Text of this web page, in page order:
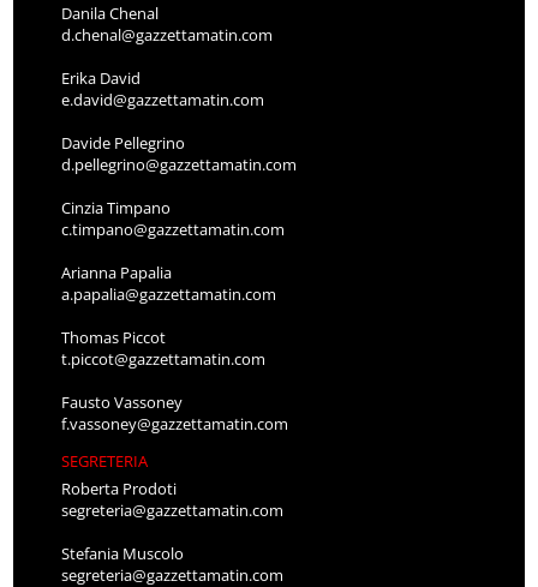
Danila Chenal
d.chenal@gazzettamatin.com
Erika David
e.david@gazzettamatin.com
Davide Pellegrino
d.pellegrino@gazzettamatin.com
Cinzia Timpano
c.timpano@gazzettamatin.com
Arianna Papalia
a.papalia@gazzettamatin.com
Thomas Piccot
t.piccot@gazzettamatin.com
Fausto Vassoney
f.vassoney@gazzettamatin.com
SEGRETERIA
Roberta Prodoti
segreteria@gazzettamatin.com
Stefania Muscolo
segreteria@gazzettamatin.com